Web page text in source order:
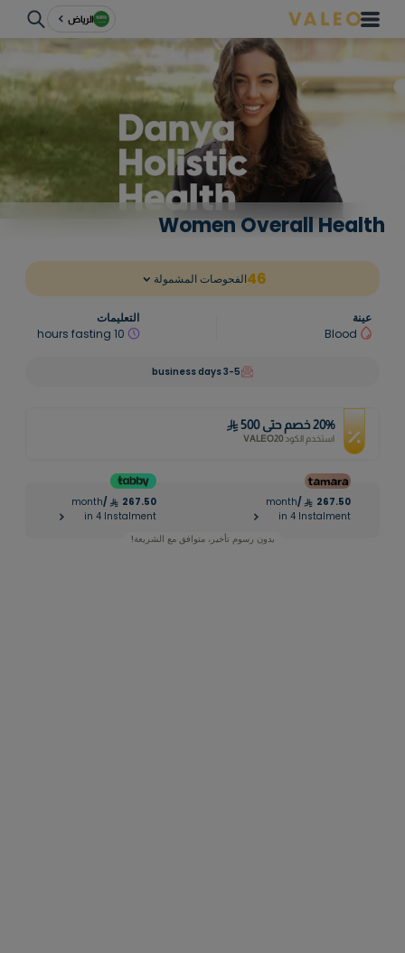
الرياض
Women Overall Health
46الفحوصات المشمولة
عينة
Blood
التعليمات
10 hours fasting
3-5 business days
20% خصم حتى 500
استخدم الكودVALEO20
267.50
/
month
in 4 Instalment
267.50
/
month
in 4 Instalment
بدون رسوم تأخير، متوافق مع الشريعة!